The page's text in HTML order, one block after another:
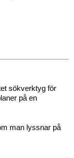
sökverktyg för
på en
man lyssnar på